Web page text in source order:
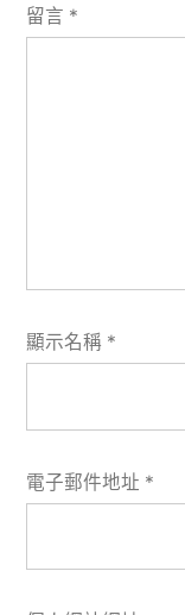
留言 *
顯示名稱 *
電子郵件地址 *